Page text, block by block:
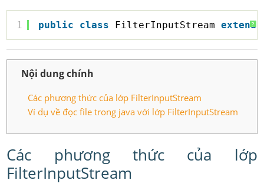
?
1 public class FilterInputStream extends
Nội dung chính
Các phương thức của lớp FilterInputStream
Ví dụ về đọc file trong java với lớp FilterInputStream
Các phương thức của lớp
FilterInputStream